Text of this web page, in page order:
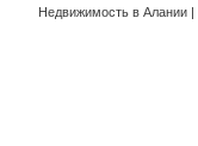
Недвижимость в Алании|